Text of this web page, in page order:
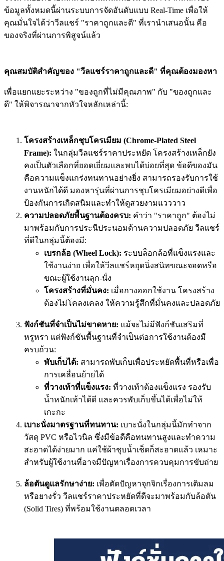
ข้อมูลทั้งหมดนี้ผ่านระบบการจัดอันดับแบบ Real-Time เพื่อให้
คุณมั่นใจได้ว่าวีลแชร์ "ราคาถูกและดี" ที่เรานำเสนอนั้น คือ
ของจริงที่ผ่านการพิสูจน์แล้ว
คุณสมบัติสำคัญของ "วีลแชร์ราคาถูกและดี" ที่คุณต้องมองหา
เพื่อแยกแยะระหว่าง "ของถูกที่ไม่มีคุณภาพ" กับ "ของถูกและ
ดี" ให้พิจารณาจากหัวใจหลักเหล่านี้:
โครงสร้างเหล็กชุบโครเมียม (Chrome-Plated Steel
Frame): ในกลุ่มวีลแชร์ราคาประหยัด โครงสร้างเหล็กยัง
คงเป็นตัวเลือกที่ยอดเยี่ยมและพบได้บ่อยที่สุด ข้อดีของมัน
คือความแข็งแกร่งทนทานอย่างยิ่ง สามารถรองรับการใช้
งานหนักได้ดี มองหารุ่นที่ผ่านการชุบโครเมียมอย่างดีเพื่อ
ป้องกันการเกิดสนิมและทำให้ดูสวยงามแวววาว
ความปลอดภัยพื้นฐานต้องครบ: คำว่า "ราคาถูก" ต้องไม่
มาพร้อมกับการประนีประนอมด้านความปลอดภัย วีลแชร์
ที่ดีในกลุ่มนี้ต้องมี:
เบรกล้อ (Wheel Lock): ระบบล็อกล้อที่แข็งแรงและ
ใช้งานง่าย เพื่อให้วีลแชร์หยุดนิ่งสนิทขณะจอดหรือ
ขณะผู้ใช้งานลุก-นั่ง
โครงสร้างที่มั่นคง: เมื่อกางออกใช้งาน โครงสร้าง
ต้องไม่โคลงเคลง ให้ความรู้สึกที่มั่นคงและปลอดภัย
ฟังก์ชันที่จำเป็นไม่ขาดหาย: แม้จะไม่มีฟังก์ชันเสริมที่
หรูหรา แต่ฟังก์ชันพื้นฐานที่จำเป็นต่อการใช้งานต้องมี
ครบถ้วน:
พับเก็บได้: สามารถพับเก็บเพื่อประหยัดพื้นที่หรือเพื่อ
การเคลื่อนย้ายได้
ที่วางเท้าที่แข็งแรง: ที่วางเท้าต้องแข็งแรง รองรับ
น้ำหนักเท้าได้ดี และควรพับเก็บขึ้นได้เพื่อไม่ให้
เกะกะ
เบาะนั่งมาตรฐานที่ทนทาน: เบาะนั่งในกลุ่มนี้มักทำจาก
วัสดุ PVC หรือไวนิล ซึ่งมีข้อดีคือทนทานสูงและทำความ
สะอาดได้ง่ายมาก แค่ใช้ผ้าชุบน้ำเช็ดก็สะอาดแล้ว เหมาะ
สำหรับผู้ใช้งานที่อาจมีปัญหาเรื่องการควบคุมการขับถ่าย
ล้อตันดูแลรักษาง่าย: เพื่อตัดปัญหาจุกจิกเรื่องการเติมลม
หรือยางรั่ว วีลแชร์ราคาประหยัดที่ดีจะมาพร้อมกับล้อตัน
(Solid Tires) ที่พร้อมใช้งานตลอดเวลา